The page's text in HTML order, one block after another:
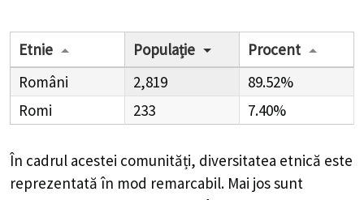
Etnie Populație
Procent
Români
2,819
89.52%
Romi
233 7.40%
În cadrul acestei comunități, diversitatea etnică este
reprezentată în mod remarcabil. Mai jos sunt